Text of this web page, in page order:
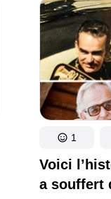
Voici
a souffert
1
pour votre maison
inventions fascinantes
des développements
de la cuisine créative